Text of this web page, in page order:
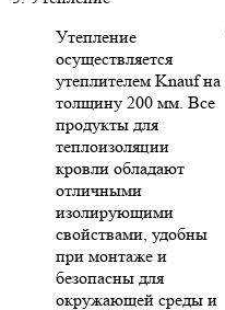
Утепление
осуществляется
утеплителем Knauf на
толщину 200 мм. Все
продукты для
теплоизоляции
кровли обладают
отличными
изолирующими
свойствами, удобны
при монтаже и
безопасны для
окружающей среды и